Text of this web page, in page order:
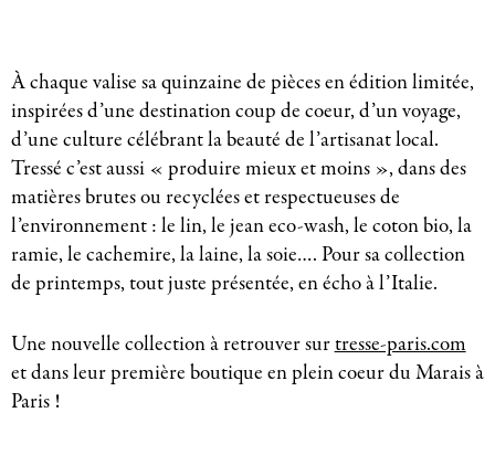
À chaque valise sa quinzaine de pièces en édition limitée,
inspirées d’une destination coup de coeur, d’un voyage,
d’une culture célébrant la beauté de l’artisanat local.
Tressé c’est aussi « produire mieux et moins », dans des
matières brutes ou recyclées et respectueuses de
l’environnement : le lin, le jean eco-wash, le coton bio, la
ramie, le cachemire, la laine, la soie…. Pour sa collection
de printemps, tout juste présentée, en écho à l’Italie.
Une nouvelle collection à retrouver surtresse-paris.com
et dans leur première boutique en plein coeur du Marais à
Paris !